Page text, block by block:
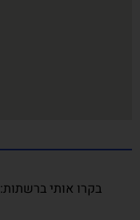
בקרו אותי ברשתות: